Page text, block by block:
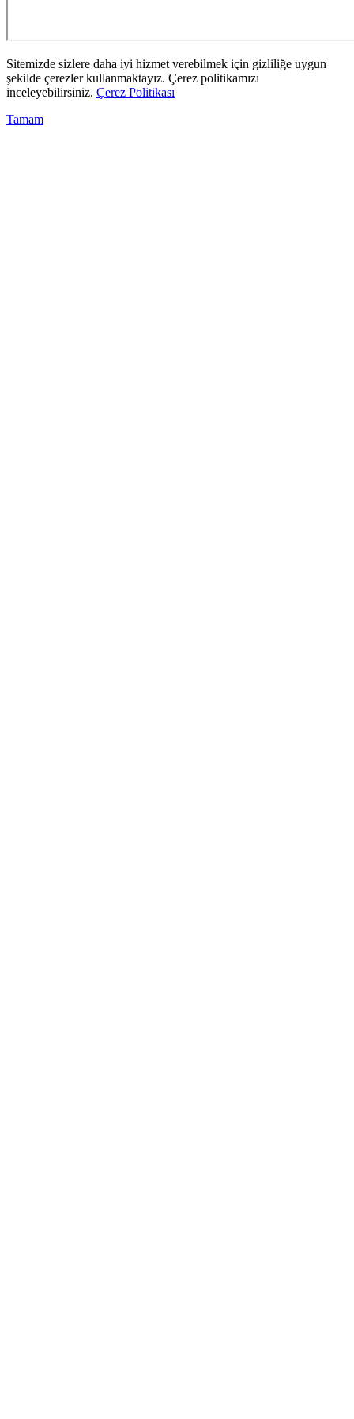
Sitemizde sizlere daha iyi hizmet verebilmek için gizliliğe uygun
şekilde çerezler kullanmaktayız. Çerez politikamızı
inceleyebilirsiniz. Çerez Politikası
Tamam